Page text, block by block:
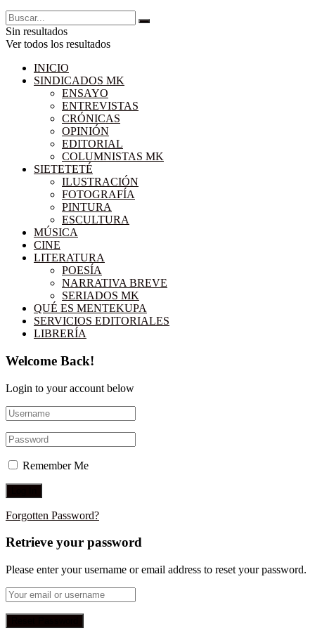
Sin resultados
Ver todos los resultados
INICIO
SINDICADOS MK
ENSAYO
ENTREVISTAS
CRÓNICAS
OPINIÓN
EDITORIAL
COLUMNISTAS MK
SIETETETÉ
ILUSTRACIÓN
FOTOGRAFÍA
PINTURA
ESCULTURA
MÚSICA
CINE
LITERATURA
POESÍA
NARRATIVA BREVE
SERIADOS MK
QUÉ ES MENTEKUPA
SERVICIOS EDITORIALES
LIBRERÍA
Welcome Back!
Login to your account below
Remember Me
Forgotten Password?
Retrieve your password
Please enter your username or email address to reset your password.